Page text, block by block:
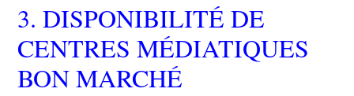
3. DISPONIBILITÉ DE
CENTRES MÉDIATIQUES
BON MARCHÉ